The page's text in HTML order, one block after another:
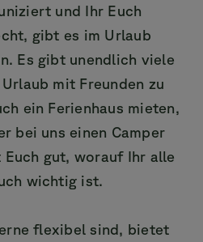
und Ihr Euch
gibt es im Urlaub
Es gibt unendlich viele
mit Freunden zu
ein Ferienhaus mieten,
bei uns einen Camper
Euch gut, worauf Ihr alle
wichtig ist.
flexibel sind, bietet